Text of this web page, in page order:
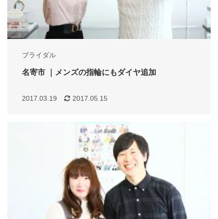
ブライダル
名寄市 ｜メンズの指輪にもダイヤ追加
2017.03.19 2017.05.15